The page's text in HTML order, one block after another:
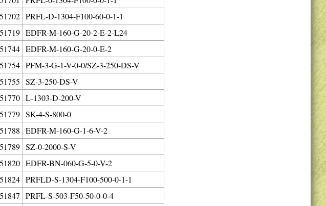
PRFL-D-1304-F100-60-0-1-1
EDFR-M-160-G-20-2-E-2-L24
EDFR-M-160-G-20-0-E-2
PFM-3-G-1-V-0-0/SZ-3-250-DS-V
SZ-3-250-DS-V
L-1303-D-200-V
SK-4-S-800-0
EDFR-M-160-G-1-6-V-2
SZ-0-2000-S-V
EDFR-BN-060-G-5-0-V-2
PRFLD-S-1304-F100-500-0-1-1
PRFL-S-503-F50-50-0-0-4